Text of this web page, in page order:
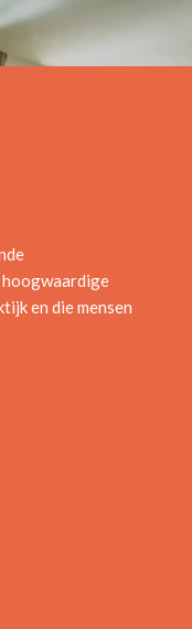
en die mensen